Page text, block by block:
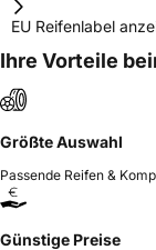
EU Reifenlabel
Ihre Vorteile
Größte Auswahl
Passende Reifen &
Günstige Preise